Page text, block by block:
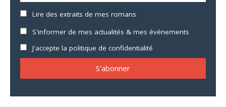
Lire des extraits de mes romans
S'informer de mes actualités & mes événements
J'accepte la politique de confidentialité